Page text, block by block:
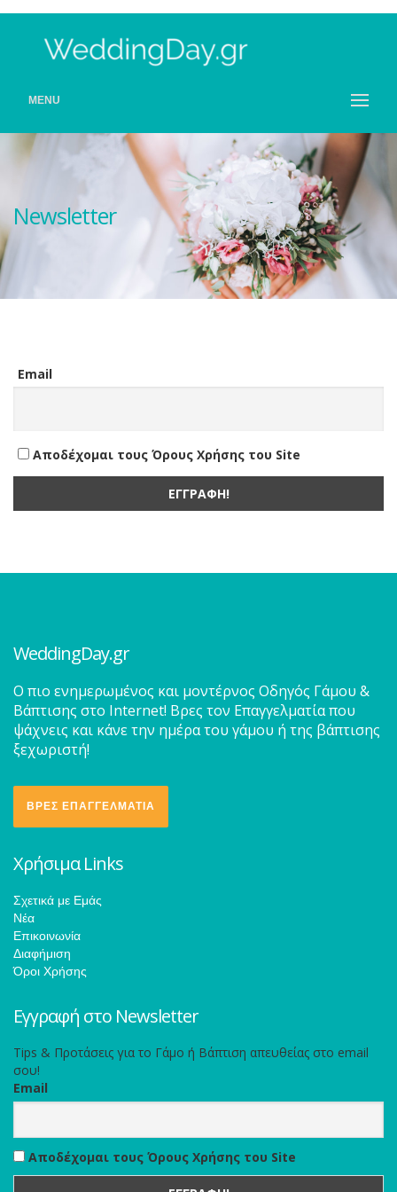
MENU
Newsletter
Email
Αποδέχομαι τους Όρους Χρήσης του Site
WeddingDay.gr
O πιο ενημερωμένος και μοντέρνος Οδηγός Γάμου &
Βάπτισης στο Internet! Βρες τον Επαγγελματία που
ψάχνεις και κάνε την ημέρα του γάμου ή της βάπτισης
ξεχωριστή!
ΒΡΕΣ ΕΠΑΓΓΕΛΜΑΤΙΑ
Χρήσιμα Links
Σχετικά με Εμάς
Νέα
Επικοινωνία
Διαφήμιση
Όροι Χρήσης
Εγγραφή στο Newsletter
Tips & Προτάσεις για το Γάμο ή Βάπτιση απευθείας στο email
σου!
Email
Αποδέχομαι τους Όρους Χρήσης του Site